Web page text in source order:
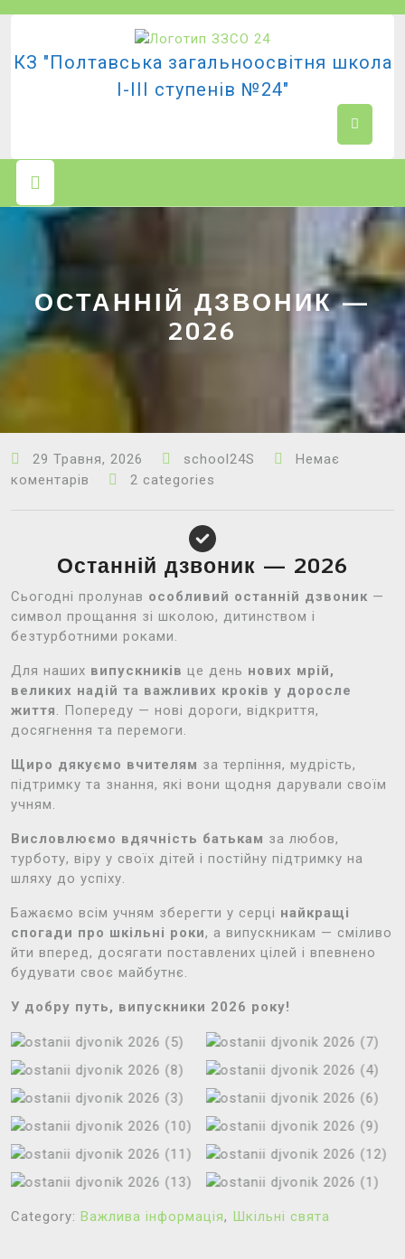
КЗ "Полтавська загальноосвітня школа
І-ІІІ ступенів №24"
Відкрити
ОСТАННІЙ ДЗВОНИК —
2026
29 Травня, 2026 school24S
Немає
коментарів
2 categories
Останній дзвоник — 2026
Сьогодні пролунав особливий останній дзвоник —
символ прощання зі школою, дитинством і
безтурботними роками.
Для наших випускників це день нових мрій,
великих надій та важливих кроків у доросле
життя. Попереду — нові дороги, відкриття,
досягнення та перемоги.
Щиро дякуємо вчителям за терпіння, мудрість,
підтримку та знання, які вони щодня дарували своїм
учням.
Висловлюємо вдячність батькам за любов,
турботу, віру у своїх дітей і постійну підтримку на
шляху до успіху.
Бажаємо всім учням зберегти у серці найкращі
спогади про шкільні роки, а випускникам — сміливо
йти вперед, досягати поставлених цілей і впевнено
будувати своє майбутнє.
У добру путь, випускники 2026 року!
Category: Важлива інформація, Шкільні свята